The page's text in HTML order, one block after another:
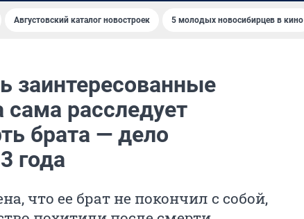
Августовский каталог новостроек 5 молодых новосибирцев в кино
заинтересованные
сама расследует
брата — дело
года
что ее брат не покончил с собой,